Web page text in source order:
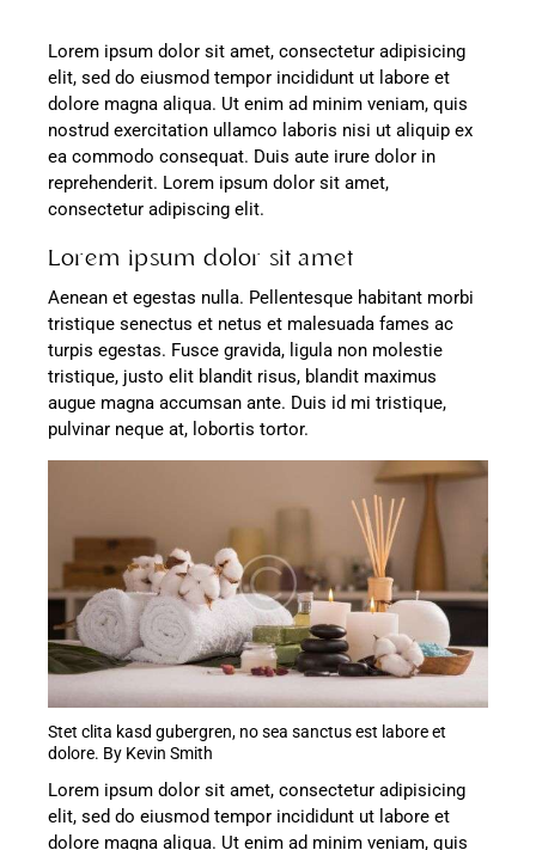
Lorem ipsum dolor sit amet, consectetur adipisicing
elit, sed do eiusmod tempor incididunt ut labore et
dolore magna aliqua. Ut enim ad minim veniam, quis
nostrud exercitation ullamco laboris nisi ut aliquip ex
ea commodo consequat. Duis aute irure dolor in
reprehenderit. Lorem ipsum dolor sit amet,
consectetur adipiscing elit.
Lorem ipsum dolor sit amet
Aenean et egestas nulla. Pellentesque habitant morbi
tristique senectus et netus et malesuada fames ac
turpis egestas. Fusce gravida, ligula non molestie
tristique, justo elit blandit risus, blandit maximus
augue magna accumsan ante. Duis id mi tristique,
pulvinar neque at, lobortis tortor.
Stet clita kasd gubergren, no sea sanctus est labore et
dolore. By Kevin Smith
Lorem ipsum dolor sit amet, consectetur adipisicing
elit, sed do eiusmod tempor incididunt ut labore et
dolore magna aliqua. Ut enim ad minim veniam, quis